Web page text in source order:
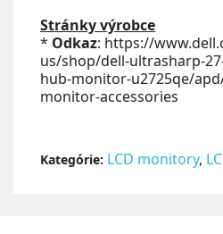
Stránky výrobce
* Odkaz: https://
us/shop/dell-ultrasharp-
hub-monitor-u2725qe/
monitor-accessories
Kategórie: LCD monitory,